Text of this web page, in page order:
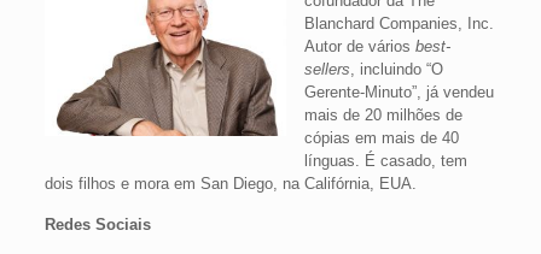
Blanchard Companies, Inc.
Autor de vários best-
sellers , incluindo “O
Gerente-Minuto”, já vendeu
mais de 20 milhões de
cópias em mais de 40
línguas. É casado, tem
dois filhos e mora em San Diego, na Califórnia, EUA.
Redes Sociais